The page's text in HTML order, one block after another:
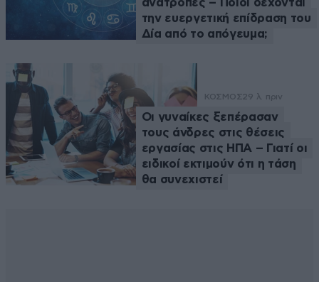
την ευεργετική επίδραση του
Δία από το απόγευμα;
ΚΟΣΜΟΣ29 λ. πριν
Οι γυναίκες ξεπέρασαν
τους άνδρες στις θέσεις
εργασίας στις ΗΠΑ – Γιατί οι
ειδικοί εκτιμούν ότι η τάση
θα συνεχιστεί